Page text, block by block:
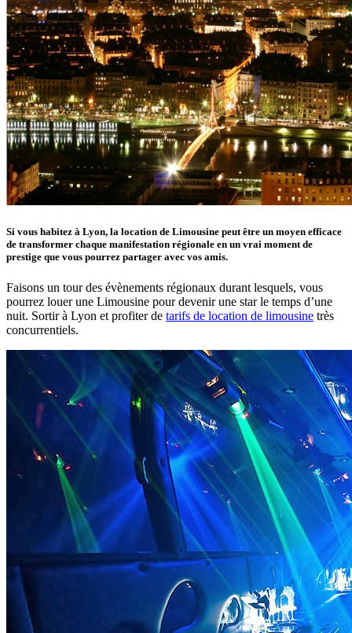
Si vous habitez à Lyon, la location de Limousine peut être un moyen efficace
de transformer chaque manifestation régionale en un vrai moment de
prestige que vous pourrez partager avec vos amis.
Faisons un tour des évènements régionaux durant lesquels, vous
pourrez louer une Limousine pour devenir une star le temps d’une
nuit. Sortir à Lyon et profiter de tarifs de location de limousine très
concurrentiels.